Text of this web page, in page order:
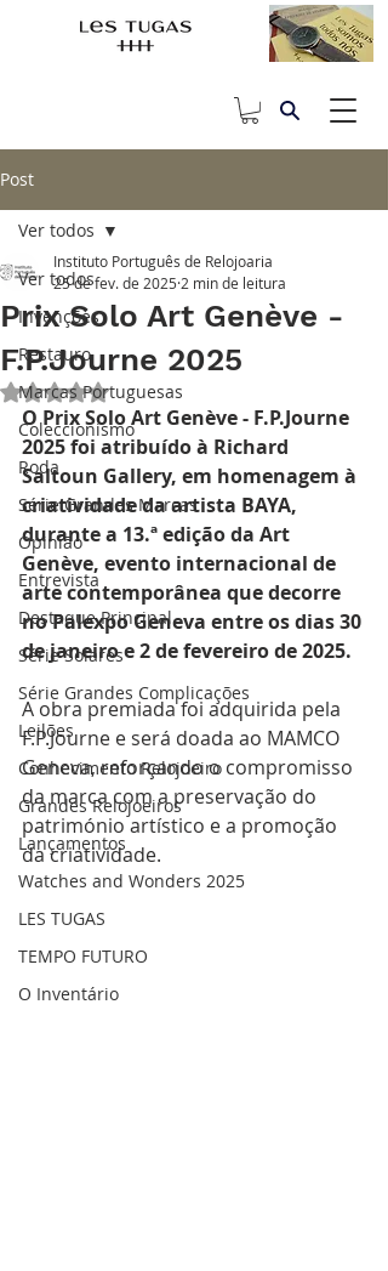
Post
Ver todos
Invenções
Restauro
Marcas Portuguesas
Coleccionismo
Roda
Série Grandes Marcas
Opinião
Entrevista
Destaque Principal
Série Solares
Série Grandes Complicações
Leilões
Conhecimento Relojoeiro
Grandes Relojoeiros
Lançamentos
Watches and Wonders 2025
LES TUGAS
TEMPO FUTURO
O Inventário
Ver todos
Prix Solo Art Genève -
F.P.Journe 2025
Instituto Português de Relojoaria
25 de fev. de 2025 2 min de leitura
Avaliado com NaN de 5 estrelas.
O Prix Solo Art Genève - F.P.Journe
2025 foi atribuído à Richard
Saltoun Gallery, em homenagem à
criatividade da artista BAYA,
durante a 13.ª edição da Art
Genève, evento internacional de
arte contemporânea que decorre
no Palexpo Geneva entre os dias 30
de janeiro e 2 de fevereiro de 2025.
A obra premiada foi adquirida pela
F.P.Journe e será doada ao MAMCO
Geneva, reforçando o compromisso
da marca com a preservação do
património artístico e a promoção
da criatividade.